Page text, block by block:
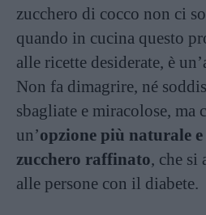
zucchero di cocco non ci
quando in cucina questo
alle ricette desiderate, è
Non fa dimagrire, né
sbagliate e miracolose, ma
un’opzione più naturale
zucchero raffinato, che si
alle persone con il diabete.